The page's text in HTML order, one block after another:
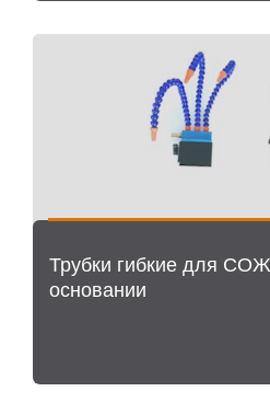
Трубки гибкие для
основании